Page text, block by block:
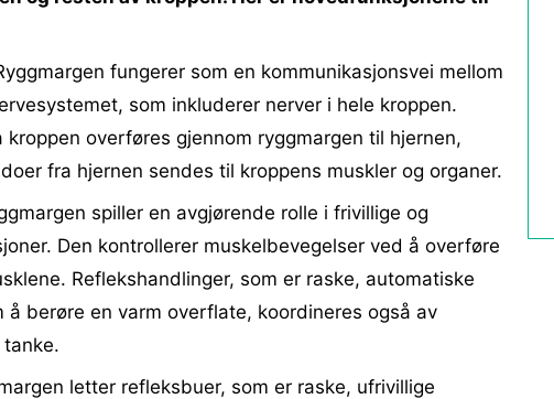
fungerer som en kommunikasjonsvei mellom
som inkluderer nerver i hele kroppen.
kroppen overføres gjennom ryggmargen til hjernen,
fra hjernen sendes til kroppens muskler og organer.
spiller en avgjørende rolle i frivillige og
Den kontrollerer muskelbevegelser ved å overføre
Reflekshandlinger, som er raske, automatiske
å berøre en varm overflate, koordineres også av
letter refleksbuer, som er raske, ufrivillige